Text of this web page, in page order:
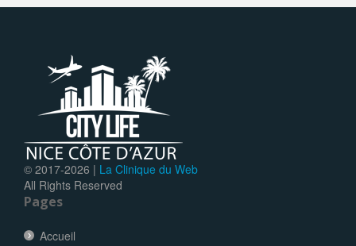
© 2017-2026 | La Clinique du Web
All Rights Reserved
Pages
Accueil